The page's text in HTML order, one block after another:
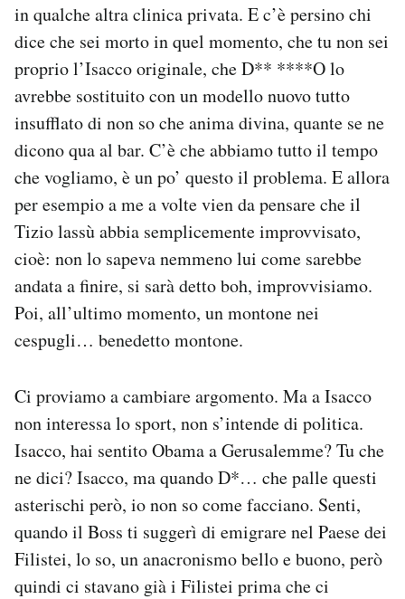
in qualche altra clinica privata. E c’è persino chi
dice che sei morto in quel momento, che tu non sei
proprio l’Isacco originale, che D** ****O lo
avrebbe sostituito con un modello nuovo tutto
insufflato di non so che anima divina, quante se ne
dicono qua al bar. C’è che abbiamo tutto il tempo
che vogliamo, è un po’ questo il problema. E allora
per esempio a me a volte vien da pensare che il
Tizio lassù abbia semplicemente improvvisato,
cioè: non lo sapeva nemmeno lui come sarebbe
andata a finire, si sarà detto boh, improvvisiamo.
Poi, all’ultimo momento, un montone nei
cespugli… benedetto montone.
Ci proviamo a cambiare argomento. Ma a Isacco
non interessa lo sport, non s’intende di politica.
Isacco, hai sentito Obama a Gerusalemme? Tu che
ne dici? Isacco, ma quando D*… che palle questi
asterischi però, io non so come facciano. Senti,
quando il Boss ti suggerì di emigrare nel Paese dei
Filistei, lo so, un anacronismo bello e buono, però
quindi ci stavano già i Filistei prima che ci